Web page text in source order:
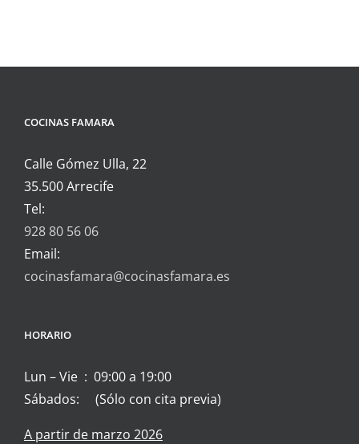
COCINAS FAMARA
Calle Gómez Ulla, 22
35.500 Arrecife
Tel:
928 80 56 06
Email:
cocinasfamara@cocinasfamara.es
HORARIO
Lun – Vie : 09:00 a 19:00
Sábados: (Sólo con cita previa)
A partir de marzo 2026